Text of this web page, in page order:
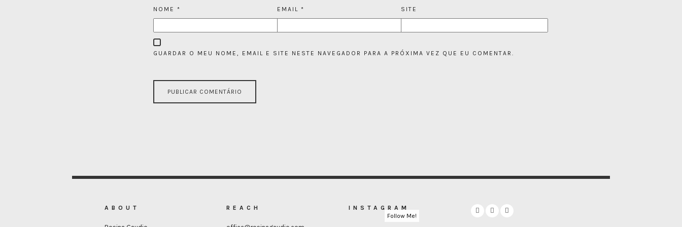
NOME * EMAIL* SITE
GUARDAR O MEU NOME, EMAIL E SITE NESTE NAVEGADOR PARA A PRÓXIMA VEZ QUE EU COMENTAR.
ABOUT REACH
INSTAGRAM
Follow Me!